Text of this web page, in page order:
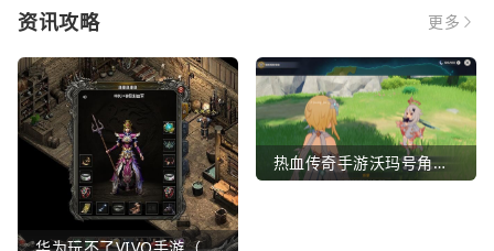
资讯攻略 更多
热血传奇手游沃玛号角（热血传奇沃玛装备隐藏属性）